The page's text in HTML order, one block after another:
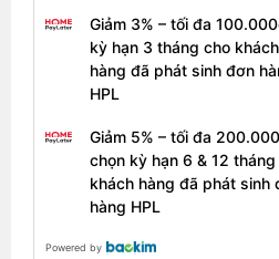
Giảm 3% – tối đa
kỳ hạn 3 tháng cho khách
hàng đã phát sinh đơn
HPL
Giảm 5% – tối đa
chọn kỳ hạn 6 & 12
khách hàng đã phát sinh
hàng HPL
Powered by